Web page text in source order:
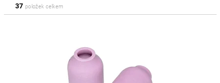
37 položek celkem